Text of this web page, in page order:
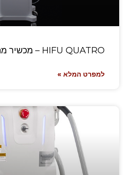
HIFU QUATRO – מכשיר מתקדם לטיפולי פנים
למפרט המלא »